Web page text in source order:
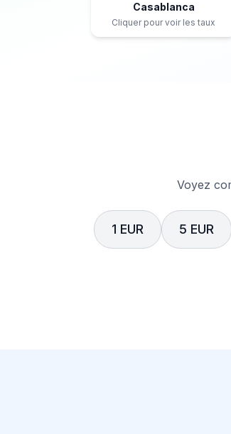
Casablanca
Cliquer pour voir les taux
Voyez
1 EUR 5 EUR